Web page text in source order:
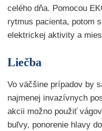
celého dňa. Pomocou
rytmus pacienta, potom
elektrickej aktivity a
Liečba
Vo väčšine prípadov by
najmenej invazívnych
akcii možno použiť
buľvy, ponorenie hlavy